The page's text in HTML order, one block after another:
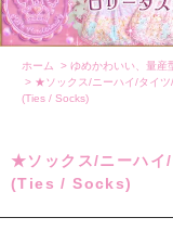
ホーム > ゆめかわいい、量産
> ★ソックス/ニーハイ/タイツ
(Ties / Socks)
★ソックス/ニーハイ/
(Ties / Socks)